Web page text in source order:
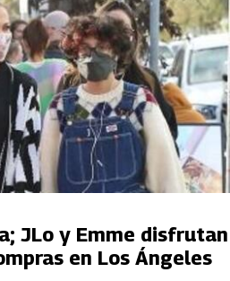
JLo y Emme disfrutan
en Los Ángeles